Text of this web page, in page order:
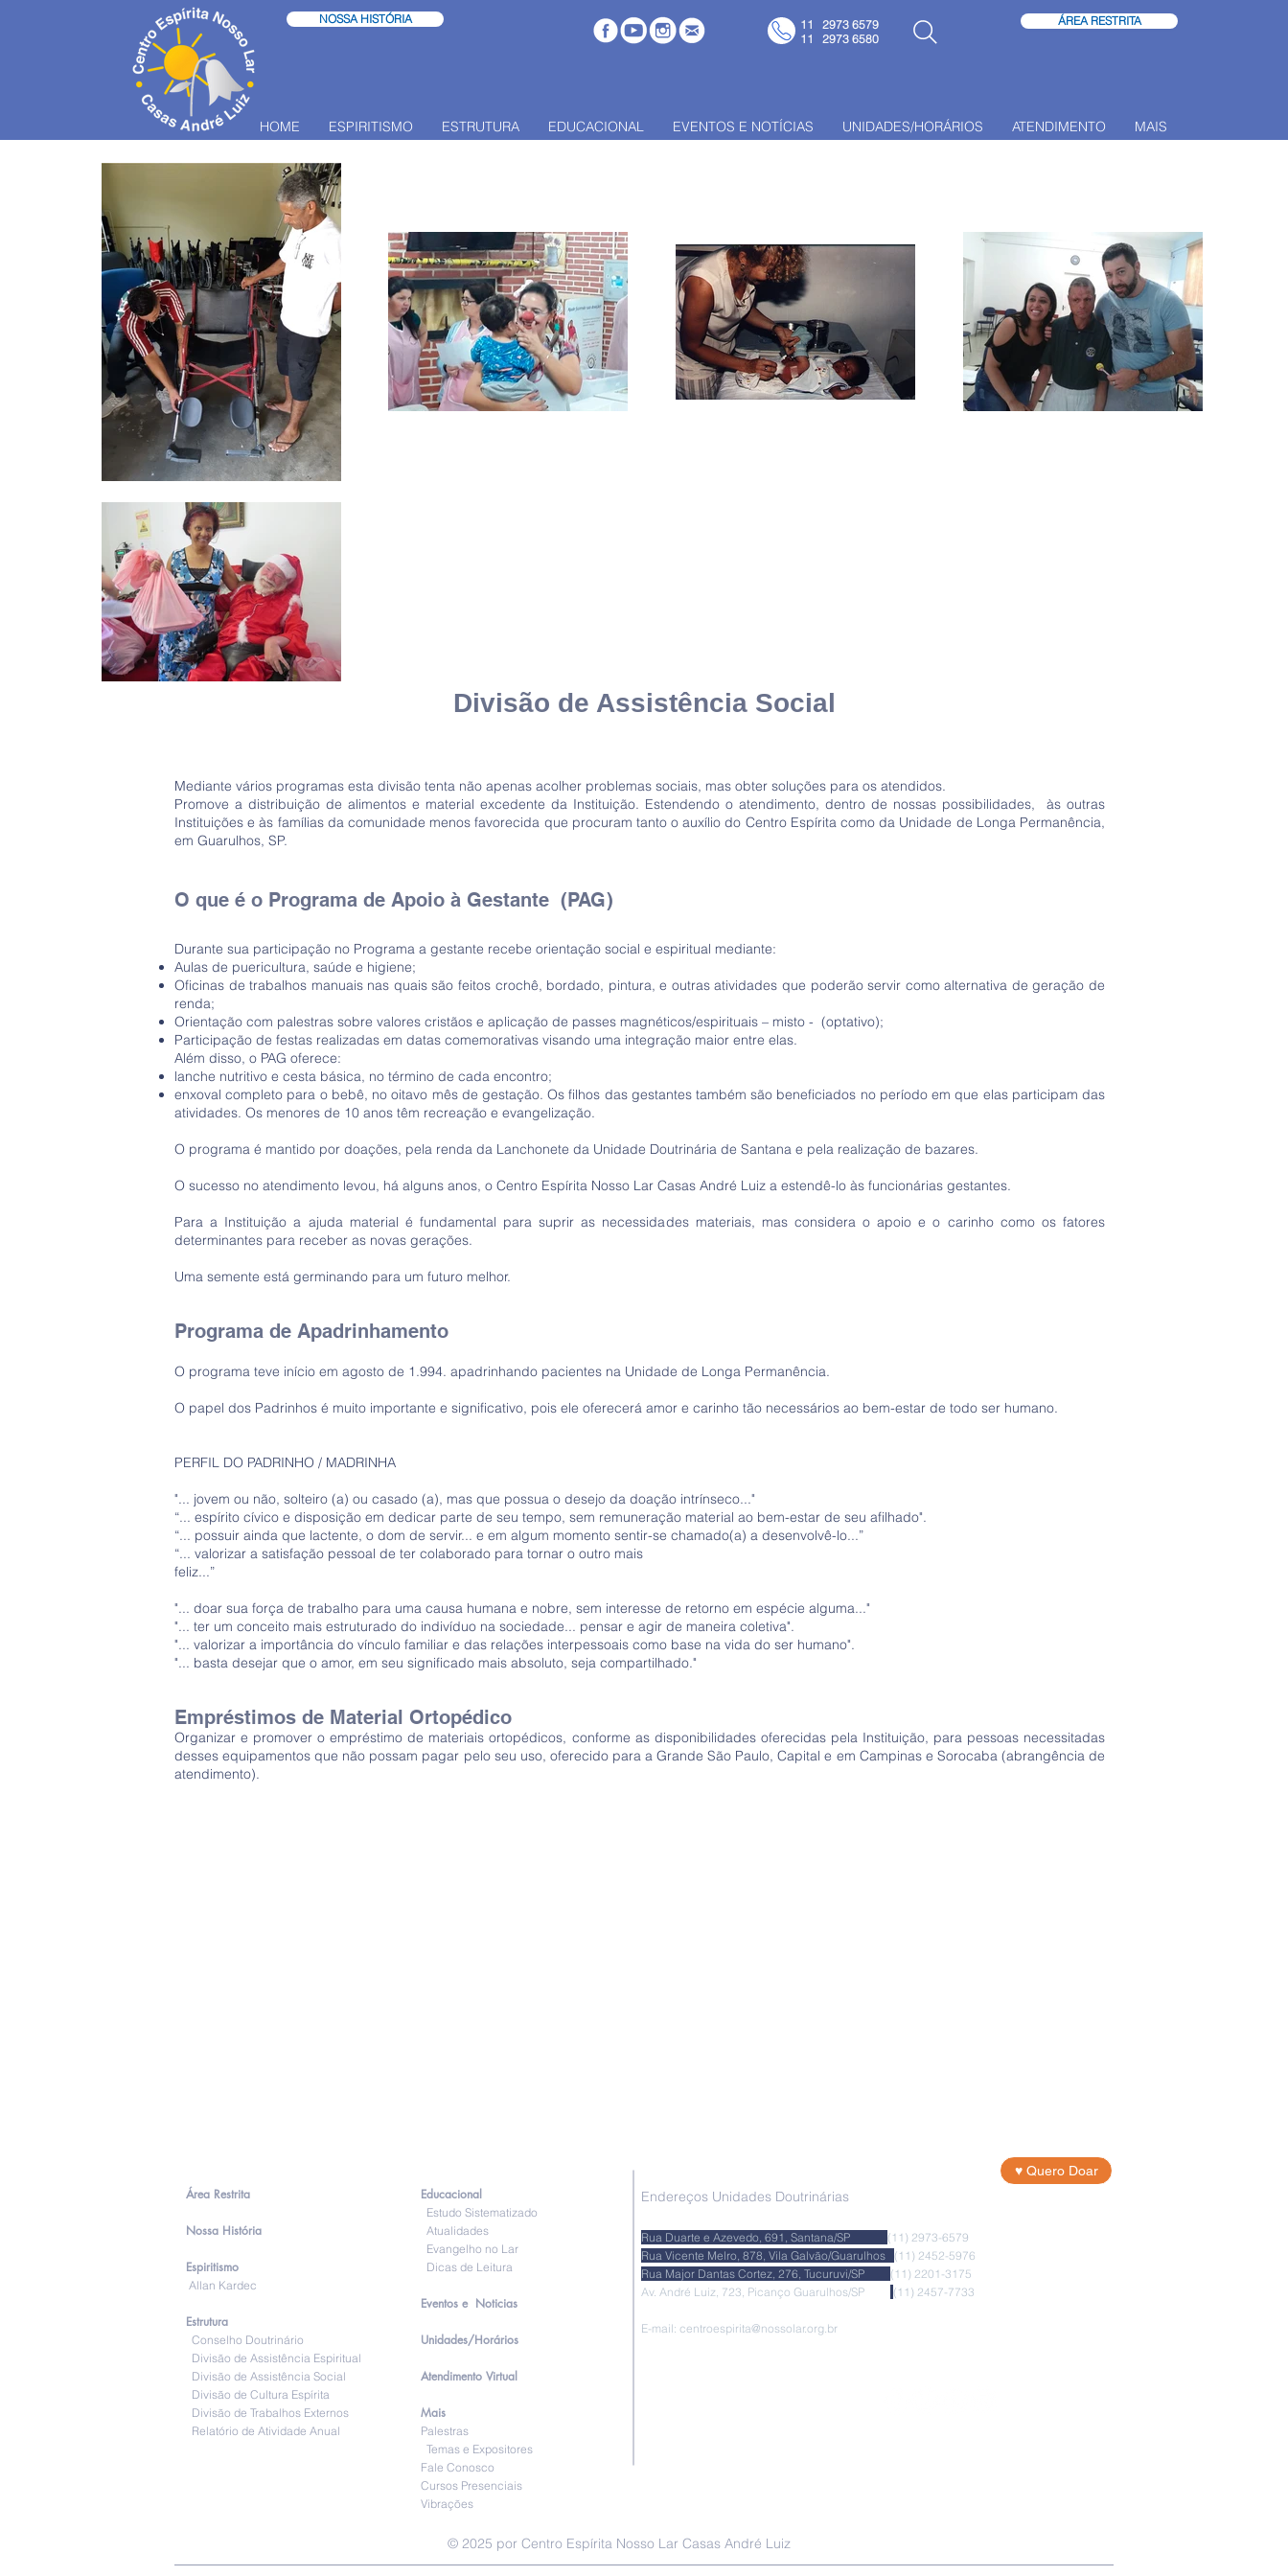
NOSSA HISTÓRIA ÁREA RESTRITA
HOME ESPIRITISMO ESTRUTURA EDUCACIONAL EVENTOS E NOTÍCIAS UNIDADES/HORÁRIOS ATENDIMENTO MAIS
11 2973 6579
11 2973 6580
Divisão de AssistênciaSocial
Mediante vários programas esta divisão tenta não apenas acolher problemas sociais, mas obter soluções para os atendidos.
Promove a distribuição de alimentos e material excedente da Instituição. Estendendo o atendimento, dentro de nossas possibilidades, às outras
Instituições e às famílias da comunidade menos favorecida que procuram tanto o auxílio do Centro Espírita como da Unidade de Longa Permanência,
em Guarulhos, SP.
O que é o Programa de Apoio à Gestante (PAG)
Durante sua participação no Programa a gestante recebe orientação social e espiritual mediante:
Aulas de puericultura, saúde e higiene;
Oficinas de trabalhos manuais nas quais são feitos crochê, bordado, pintura, e outras atividades que poderão servir como alternativa de geração de
renda;
Orientação com palestras sobre valores cristãos e aplicação de passes magnéticos/espirituais – misto - (optativo);
Participação de festas realizadas em datas comemorativas visando uma integração maior entre elas.
Além disso, o PAG oferece:
lanche nutritivo e cesta básica, no término de cada encontro;
enxoval completo para o bebê, no oitavo mês de gestação. Os filhos das gestantes também são beneficiados no período em que elas participam das
atividades. Os menores de 10 anos têm recreação e evangelização.
O programa é mantido por doações, pela renda da Lanchonete da Unidade Doutrinária de Santana e pela realização de bazares.
O sucesso no atendimento levou, há alguns anos, o Centro Espírita Nosso Lar Casas André Luiz a estendê-lo às funcionárias gestantes.
Para a Instituição a ajuda material é fundamental para suprir as necessidades materiais, mas considera o apoio e o carinho como os fatores
determinantes para receber as novas gerações.
Uma semente está germinando para um futuro melhor.
Programa de Apadrinhamento
O programa teve início em agosto de 1.994. apadrinhando pacientes na Unidade de Longa Permanência.
O papel dos Padrinhos é muito importante e significativo, pois ele oferecerá amor e carinho tão necessários ao bem-estar de todo ser humano.
PERFIL DO PADRINHO / MADRINHA
"... jovem ou não, solteiro (a) ou casado (a), mas que possua o desejo da doação intrínseco..."
“... espírito cívico e disposição em dedicar parte de seu tempo, sem remuneração material ao bem-estar de seu afilhado".
“... possuir ainda que lactente, o dom de servir... e em algum momento sentir-se chamado(a) a desenvolvê-lo...”
“... valorizar a satisfação pessoal de ter colaborado para tornar o outro mais
feliz...”
"... doar sua força de trabalho para uma causa humana e nobre, sem interesse de retorno em espécie alguma..."
"... ter um conceito mais estruturado do indivíduo na sociedade... pensar e agir de maneira coletiva".
"... valorizar a importância do vínculo familiar e das relações interpessoais como base na vida do ser humano".
"... basta desejar que o amor, em seu significado mais absoluto, seja compartilhado."
Empréstimos de Material Ortopédico
Organizar e promover o empréstimo de materiais ortopédicos, conforme as disponibilidades oferecidas pela Instituição, para pessoas necessitadas
desses equipamentos que não possam pagar pelo seu uso, oferecido para a Grande São Paulo, Capital e em Campinas e Sorocaba (abrangência de
atendimento).
Área Restrita
Nossa História
Espiritismo
Allan Kardec
Estrutura
Conselho Doutrinário
Divisão de Assistência Espiritual
Divisão de Assistência Social
Divisão de Cultura Espírita
Divisão de Trabalhos Externos
Relatório de Atividade Anual
♥ Quero Doar
Endereços Unidades Doutrinárias
Rua Duarte e Azevedo, 691, Santana/SP (11) 2973-6579
Rua Vicente Melro, 878, Vila Galvão/Guarulhos (11) 2452-5976
Rua Major Dantas Cortez, 276, Tucuruvi/SP (11) 2201-3175
Av. André Luiz, 723, Picanço Guarulhos/SP
(11) 2457-7733
E-mail: centroespirita@nossolar.org.br
Educacional
Estudo Sistematizado
Atualidades
Evangelho no Lar
Dicas de Leitura
Eventos e Noticias
Unidades/Horários
Atendimento Virtual
Mais
Palestras
Temas e Expositores
Fale Conosco
Cursos Presenciais
Vibrações
© 2025 por Centro Espírita Nosso Lar Casas André Luiz